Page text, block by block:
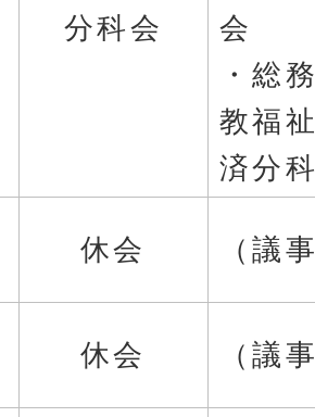
分科会
会
・総
教福
済分
休会 （議
休会 （議